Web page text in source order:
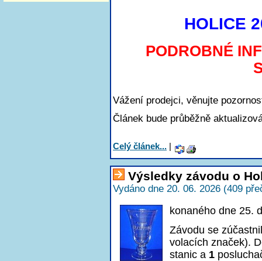
HOLICE
PODROBNÉ
Vážení prodejci, věnujte
Článek bude průběžně
Celý článek... |
Výsledky závodu o
Vydáno dne 20. 06. 2026 (409
konaného dne 25.
Závodu se
volacích značek).
stanic a 1